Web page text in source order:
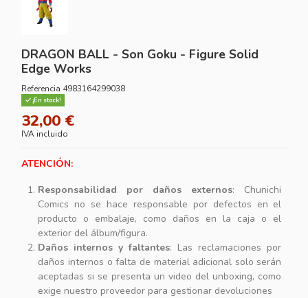
DRAGON BALL - Son Goku - Figure Solid
Edge Works
Referencia 4983164299038
¡En stock!
32,00 €
IVA incluido
ATENCIÓN:
Responsabilidad por daños externos: Chunichi
Comics no se hace responsable por defectos en el
producto o embalaje, como daños en la caja o el
exterior del álbum/figura.
Daños internos y faltantes: Las reclamaciones por
daños internos o falta de material adicional solo serán
aceptadas si se presenta un video del unboxing, como
exige nuestro proveedor para gestionar devoluciones